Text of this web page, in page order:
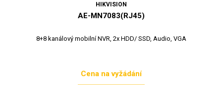
HIKVISION
AE-MN7083(RJ45)
8+8 kanálový mobilní NVR, 2x HDD/ SSD, Audio, VGA
Cena
Cena na vyžádání